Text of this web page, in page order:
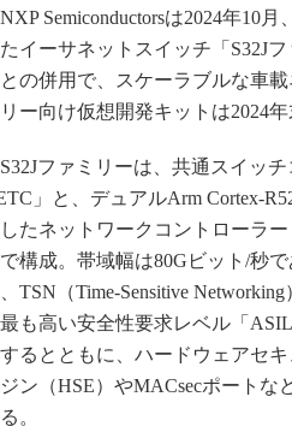
“異端児
改革、執
イノベ
IHSアナ
「英語
ための
Semiconductorsは2024年10
イーサネットスイッチ「S32J
の併用で、スケーラブルな車
リー向け仮想開発キットは2024
ファミリーは、共通スイッチ
」と、デュアルArm Cortex-
たネットワークコントローラー
構成。帯域幅は80Gビット/秒で
TSN（Time-Sensitive
も高い安全性要求レベル「
るとともに、ハードウェアセ
ン（HSE）やMACsecポートな
。